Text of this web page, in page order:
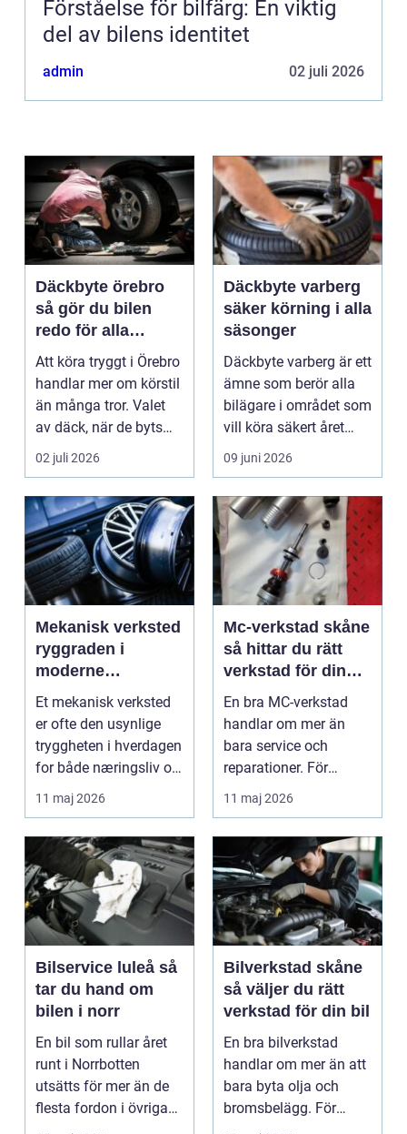
Förståelse för bilfärg: En viktig
del av bilens identitet
admin 02 juli 2026
Däckbyte örebro
så gör du bilen
redo för alla
årstider
Att köra tryggt i Örebro
handlar mer om körstil
än många tror. Valet
av däck, när de byts
och hur de...
02 juli 2026
Däckbyte varberg
säker körning i alla
säsonger
Däckbyte varberg är ett
ämne som berör alla
bilägare i området som
vill köra säkert året
om. När väd...
09 juni 2026
Mekanisk verksted
ryggraden i
moderne
maskinpark
Et mekanisk verksted
er ofte den usynlige
tryggheten i hverdagen
for både næringsliv og
privatperson...
11 maj 2026
Mc-verkstad skåne
så hittar du rätt
verkstad för din
motorcykel
En bra MC-verkstad
handlar om mer än
bara service och
reparationer. För
många förare i Skåne
är verk...
11 maj 2026
Bilservice luleå så
tar du hand om
bilen i norr
En bil som rullar året
runt i Norrbotten
utsätts för mer än de
flesta fordon i övriga
landet. Kyla, ...
Bilverkstad skåne
så väljer du rätt
verkstad för din bil
En bra bilverkstad
handlar om mer än att
bara byta olja och
bromsbelägg. För
många är bilen